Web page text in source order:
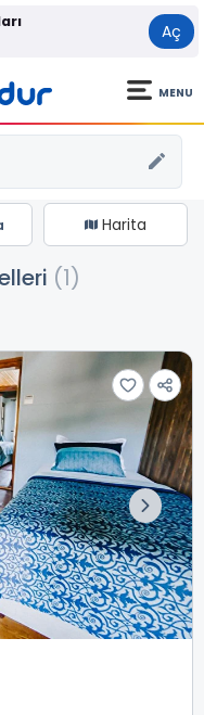
Aç
MENU
Harita
(1)